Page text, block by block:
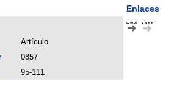
Enlaces
Artículo
0857
95-111